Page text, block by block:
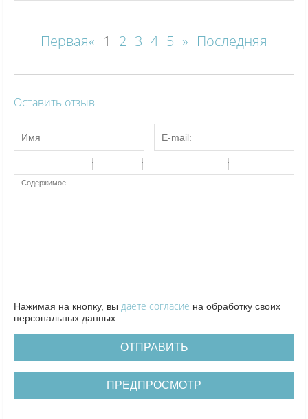
Первая« 1 2 3 4 5 » Последняя
Оставить отзыв
-
-
-
-
-
-
Нажимая на кнопку, вы даете согласие на обработку своих
персональных данных
ОТПРАВИТЬ
ПРЕДПРОСМОТР